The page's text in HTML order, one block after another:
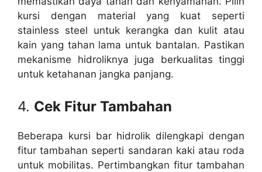
kursi dengan material yang kuat seperti
stainless steel untuk kerangka dan kulit atau
kain yang tahan lama untuk bantalan. Pastikan
mekanisme hidroliknya juga berkualitas tinggi
untuk ketahanan jangka panjang.
4. Cek Fitur Tambahan
Beberapa kursi bar hidrolik dilengkapi dengan
fitur tambahan seperti sandaran kaki atau roda
untuk mobilitas. Pertimbangkan fitur tambahan